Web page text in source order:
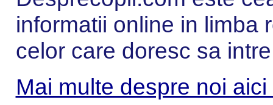
informatii online in limba
celor care doresc sa
Mai multe despre noi aici